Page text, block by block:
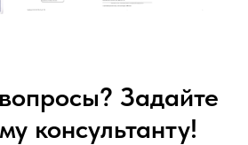
Задайте
консультанту!